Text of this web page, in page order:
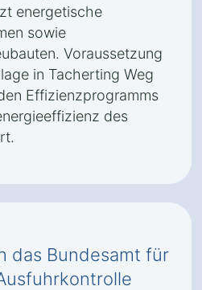
energetische
sowie
Voraussetzung
in Tacherting Weg
Effizienzprogramms
des
das Bundesamt für